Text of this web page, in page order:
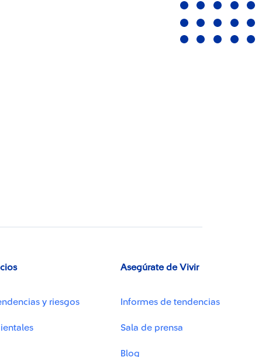
y riesgos
Asegúrate de Vivir
Informes de tendencias
Sala de prensa
Blog